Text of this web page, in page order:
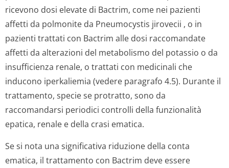
ricevono dosi elevate di Bactrim, come nei pazienti
affetti da polmonite da Pneumocystis jirovecii , o in
pazienti trattati con Bactrim alle dosi raccomandate
affetti da alterazioni del metabolismo del potassio o da
insufficienza renale, o trattati con medicinali che
inducono iperkaliemia (vedere paragrafo 4.5). Durante il
trattamento, specie se protratto, sono da
raccomandarsi periodici controlli della funzionalità
epatica, renale e della crasi ematica.
Se si nota una significativa riduzione della conta
ematica, il trattamento con Bactrim deve essere